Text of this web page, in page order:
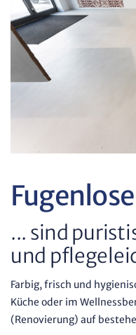
... sind
und
Farbig, frisch und
Küche oder im
(Renovierung) auf